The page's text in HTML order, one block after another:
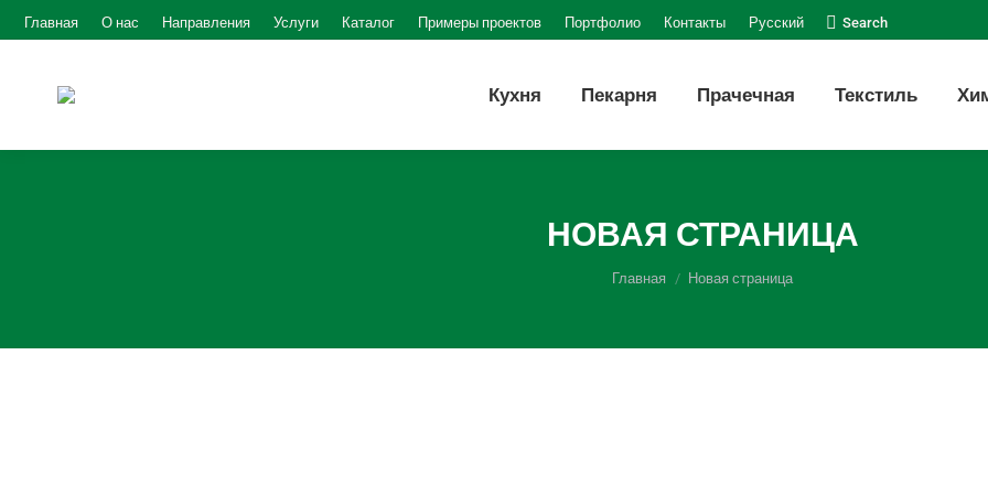
Главная О нас Направления Услуги Каталог Примеры проектов Портфолио Контакты Русский Поиск:
Search
Кухня Пекарня Прачечная Текстиль
НОВАЯ СТРАНИЦА
Вы здесь:
Главная Новая страница